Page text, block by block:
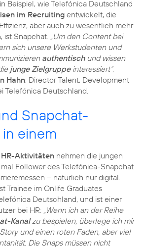
Beispiel, wie Telefónica Deutschland
im Recruiting entwickelt, die
aber auch zu wesentlich mehr
ist Snapchat. „Um den Content bei
sich unsere Werkstudenten und
authentischund wissen
junge Zielgruppeinteressiert“,
Hahn, Director Talent, Development
Telefónica Deutschland.
Snapchat-
einem
HR-Aktivitäten nehmen die jungen
Follower des Telefónica-Snapchat
– natürlich nur digital.
Trainee im Onlife Graduates
Deutschland, und ist einer
bei HR: „Wenn ich an der Reihe
Kanalzu bespielen, überlege ich mir
und einen roten Faden, aber viel
Die Snaps müssen nicht